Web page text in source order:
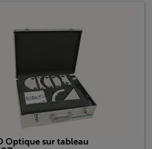
Optique sur tableau